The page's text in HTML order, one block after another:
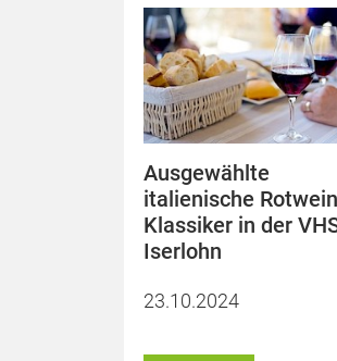
Ausgewählte
italienische
Klassiker in der
Iserlohn
23.10.2024